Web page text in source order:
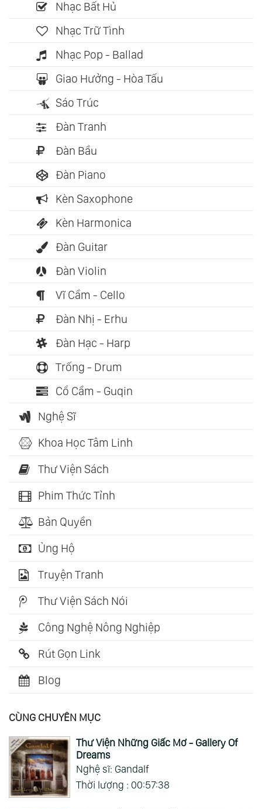
Nhạc Bất Hủ
Nhạc Trữ Tình
Nhạc Pop - Ballad
Giao Hưởng - Hòa Tấu
Sáo Trúc
Đàn Tranh
Đàn Bầu
Đàn Piano
Kèn Saxophone
Kèn Harmonica
Đàn Guitar
Đàn Violin
Vĩ Cầm - Cello
Đàn Nhị - Erhu
Đàn Hạc - Harp
Trống - Drum
Cổ Cầm - Guqin
Nghệ Sĩ
Khoa Học Tâm Linh
Thư Viện Sách
Phim Thức Tỉnh
Bản Quyền
Ủng Hộ
Truyện Tranh
Thư Viện Sách Nói
Công Nghệ Nông Nghiệp
Rút Gọn Link
Blog
CÙNG CHUYÊN MỤC
Thư Viện Những Giấc Mơ - Gallery Of
Dreams
Nghệ sĩ: Gandalf
Thời lượng : 00:57:38